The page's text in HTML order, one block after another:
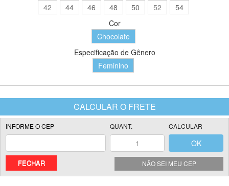
42
44 46 48 50 52
54
Cor
Chocolate
Especificação de Gênero
Feminino
NÃO SEI MEU CEP
FECHAR